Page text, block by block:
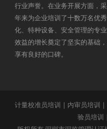
行业声誉。在业务开展方面，
年来为企业培训了十数万名优
化、特种设备、安全管理的专
效益的增长奠定了坚实的基础
享有良好的口碑。
计量校准员培训 | 内审员培训 |
验员培训